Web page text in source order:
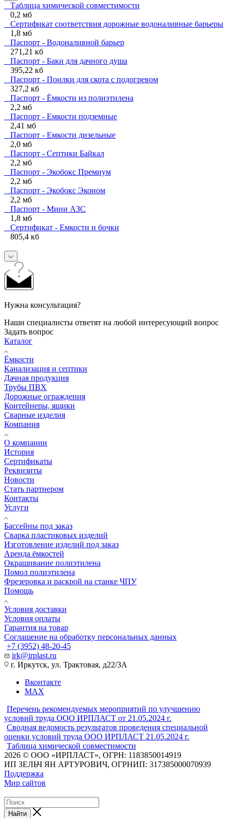
Таблица химической совместимости
0,2 мб
Сертификат соответствия дорожные водоналивные барьеры
1,8 мб
Паспорт - Водоналивной барьер
271,21 кб
Паспорт - Баки для дачного душа
395,22 кб
Паспорт - Поилки для скота с подогревом
327,2 кб
Паспорт - Ёмкости из полиэтилена
2,2 мб
Паспорт - Емкости подземные
2,41 мб
Паспорт - Емкости дизельные
2,0 мб
Паспорт - Септики Байкал
2,2 мб
Паспорт - Экобокс Премиум
2,2 мб
Паспорт - Экобокс Эконом
2,2 мб
Паспорт - Мини АЗС
1,8 мб
Сертификат - Емкости и бочки
805,4 кб
Нужна консультация?
Наши специалисты ответят на любой интересующий вопрос
Задать вопрос
Каталог
Ёмкости
Канализация и септики
Дачная продукция
Трубы ПВХ
Дорожные ограждения
Контейнеры, ящики
Сварные изделия
Компания
О компании
История
Сертификаты
Реквизиты
Новости
Стать партнером
Контакты
Услуги
Бассейны под заказ
Сварка пластиковых изделий
Изготовление изделий под заказ
Аренда ёмкостей
Окрашивание полиэтилена
Помол полиэтилена
Фрезеровка и раскрой на станке ЧПУ
Помощь
Условия доставки
Условия оплаты
Гарантия на товар
Соглашение на обработку персональных данных
+7 (3952) 48-20-45
irk@irplast.ru
г. Иркутск, ул. Трактовая, д22/3А
Вконтакте
MAX
Перечень рекомендуемых мероприятий по улучшению
условий труда ООО ИРПЛАСТ от 21.05.2024 г.
Сводная ведомость результатов проведения специальной
оценки условий труда ООО ИРПЛАСТ 21.05.2024 г.
Таблица химической совместимости
2026 © ООО «ИРПЛАСТ», ОГРН: 1183850014919
ИП ЗЕЛЬЧ ЯН АРТУРОВИЧ, ОГРНИП: 317385000070939
Поддержка
Мир сайтов
Найти